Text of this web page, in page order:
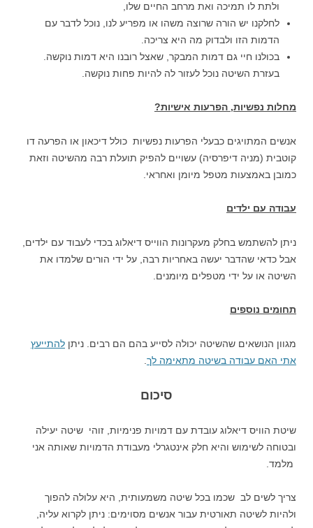
ולתת לו תמיכה ואת מרחב החיים שלו,
לחלקנו יש הורה שרוצה משהו או מפריע לנו, נוכל לדבר עם
הדמות הזו ולבדוק מה היא צריכה.
בכולנו חיי גם דמות המבקר, שאצל רובנו היא דמות נוקשה.
בעזרת השיטה נוכל לעזור לה להיות פחות נוקשה.
מחלות נפשיות, הפרעות אישיות?
אנשים המתויגים כבעלי הפרעות נפשיות כולל דיכאון או הפרעה דו
קוטבית (מניה דיפרסיה) עשויים להפיק תועלת רבה מהשיטה וזאת
כמובן באמצעות מטפל מיומן ואחראי.
עבודה עם ילדים
ניתן להשתמש בחלק מעקרונות הווייס דיאלוג בכדי לעבוד עם ילדים,
אבל כדאי שהדבר יעשה באחריות רבה, על ידי הורים שלמדו את
השיטה או על ידי מטפלים מיומנים.
תחומים נוספים
מגוון הנושאים שהשיטה יכולה לסייע בהם הם רבים. ניתן להתייעץ
אתי האם עבודה בשיטה מתאימה לך
סיכום
שיטת הוויס דיאלוג עובדת עם דמויות פנימיות, זוהי שיטה יעילה
ובטוחה לשימוש והיא חלק אינטגרלי מעבודת הדמויות שאותה אני
מלמד.
צריך לשים לב שכמו בכל שיטה משמעותית, היא עלולה להפוך
ולהיות לשיטה תאורטית עבור אנשים מסוימים: ניתן לקרוא עליה,